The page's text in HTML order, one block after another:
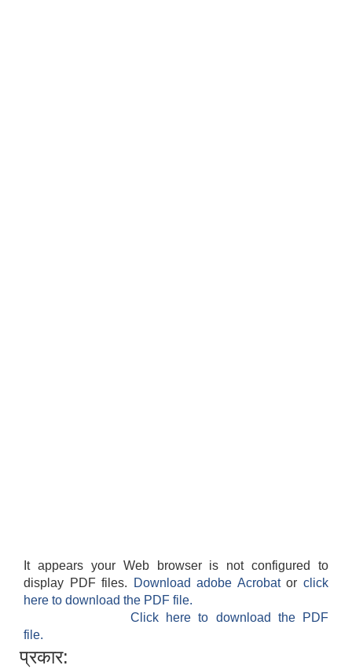
It appears your Web browser is not configured to
display PDF files.
Download adobe Acrobatorclick
here to download the PDF file.
Click here to download the PDF
file.
प्रकार: